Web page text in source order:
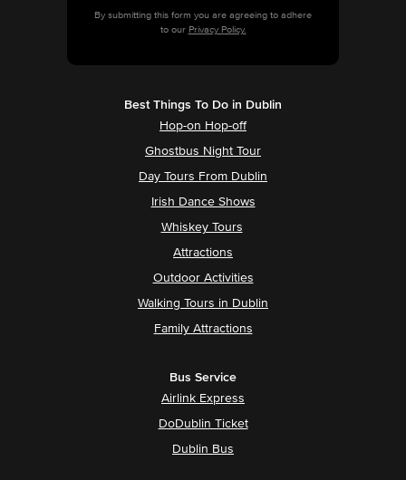
By submitting this form you are agreeing to adhere
to our Privacy Policy.
Best Things To Do in Dublin
Hop-on Hop-off
Ghostbus Night Tour
Day Tours From Dublin
Irish Dance Shows
Whiskey Tours
Attractions
Outdoor Activities
Walking Tours in Dublin
Family Attractions
Bus Service
Airlink Express
DoDublin Ticket
Dublin Bus